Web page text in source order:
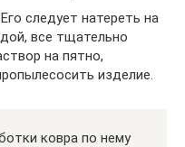
Его следует натереть на
все тщательно
на пятно,
изделие.
ковра по нему